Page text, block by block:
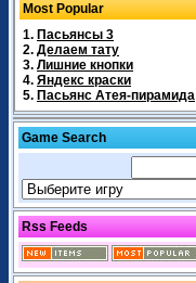
Most Popular
1. Пасьянсы 3
2. Делаем тату
3. Лишние кнопки
4. Яндекс краски
5. Пасьянс Атея-пирамида
Game Search
Rss Feeds